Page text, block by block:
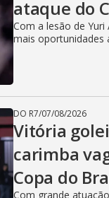
ataque do
Com a lesão de
mais oportunidades
DO R7/07/08/2026
Vitória
carimba
Copa do
Com grande